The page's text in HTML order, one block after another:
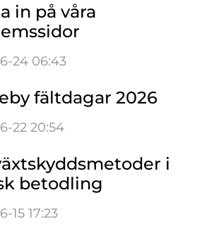
in på våra
24 06:43
fältdagar 2026
22 20:54
i
betodling
15 17:23